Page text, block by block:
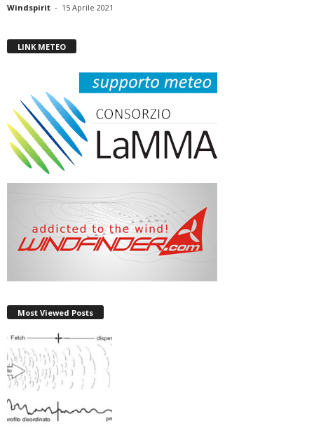
Windspirit - 15 Aprile 2021
LINK METEO
Most Viewed Posts